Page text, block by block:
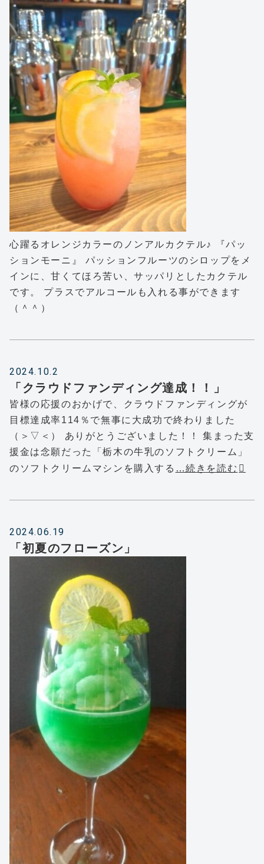
心躍るオレンジカラーのノンアルカクテル♪ 『パッ
ションモーニ』 パッションフルーツのシロップをメ
インに、甘くてほろ苦い、サッパリとしたカクテル
です。 プラスでアルコールも入れる事ができます
（＾＾）
2024.10.2
「クラウドファンディング達成！！」
皆様の応援のおかげで、クラウドファンディングが
目標達成率114％で無事に大成功で終わりました
（＞▽＜） ありがとうございました！！ 集まった支
援金は念願だった「栃木の牛乳のソフトクリーム」
のソフトクリームマシンを購入する …続きを読む
2024.06.19
「初夏のフローズン」